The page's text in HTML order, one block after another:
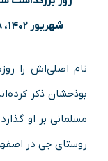
شهریور ۱۴۰۲، ۸ صفر ۱۴۴۵ و ۲۴ آگوست ۲۰۲۳ است.
نام اصلی‌اش را
بوذخشان ذکر
مسلمانی بر او
روستای جی در